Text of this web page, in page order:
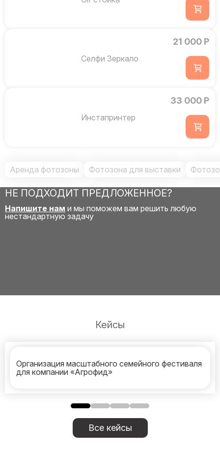
Селфи Зеркало
21 000 Р
Инстапринтер
33 000 Р
Аренда фотозоны Фотозона для выставки
НЕ ПОДХОДИТ ПРЕДЛОЖЕННОЕ?
Напишите нам и мы поможем вам решить любую
нестандартную задачу
Кейсы
Организация масштабного семейного фестиваля
для компании «Агрофид»
Все кейсы